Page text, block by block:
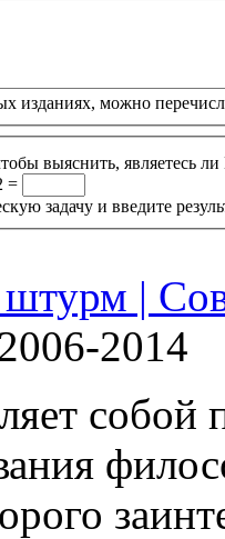
изданиях, можно
=
задачу и введите
|
2014
собой